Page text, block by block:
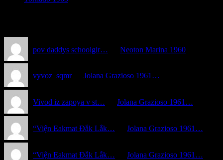
pov daddys schoolgir… Neoton Marina 1960
vyvoz_sqmron Jolana Grazioso 1961…
Vivod iz zapoya v st… Jolana Grazioso 1961…
“Viện Eakmat Đắk Lắk… Jolana Grazioso 1961…
“Viện Eakmat Đắk Lắk… Jolana Grazioso 1961…